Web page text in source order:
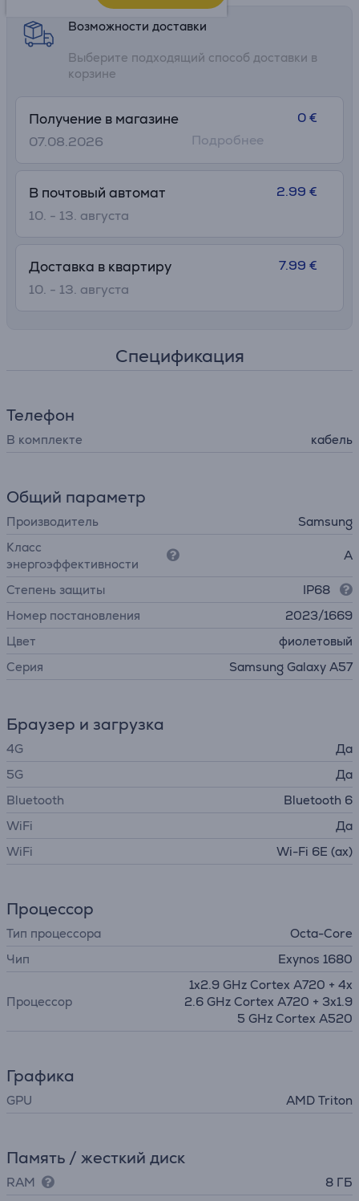
Возможности доставки
Выберите подходящий способ доставки в
корзине
Получение в магазине
07.08.2026
0 €
Подробнее
В почтовый автомат
10. - 13. августа
2.99 €
Доставка в квартиру
10. - 13. августа
7.99 €
Спецификация
Телефон
В комплекте кабель
Общий параметр
Производитель
Samsung
Класс
энергоэффективности
A
Степень защиты
IP68
Номер постановления
2023/1669
Цвет
фиолетовый
Серия
Samsung Galaxy A57
Браузер и загрузка
4G
Да
5G
Да
Bluetooth
Bluetooth 6
WiFi
Да
WiFi
Wi-Fi 6E (ax)
Процессор
Тип процессора
Octa-Core
Чип
Exynos 1680
Процессор
1x2.9 GHz Cortex A720 + 4x
2.6 GHz Cortex A720 + 3x1.9
5 GHz Cortex A520
Графика
GPU AMD Triton
Память / жесткий диск
RAM
8 ГБ